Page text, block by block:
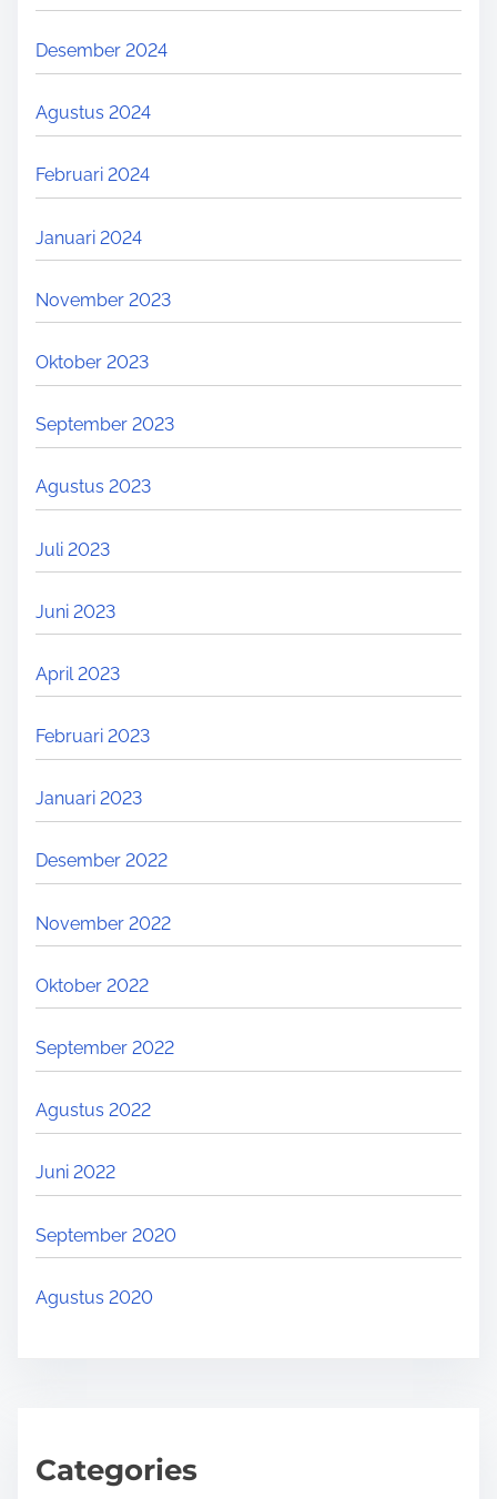
Desember 2024
Agustus 2024
Februari 2024
Januari 2024
November 2023
Oktober 2023
September 2023
Agustus 2023
Juli 2023
Juni 2023
April 2023
Februari 2023
Januari 2023
Desember 2022
November 2022
Oktober 2022
September 2022
Agustus 2022
Juni 2022
September 2020
Agustus 2020
Categories